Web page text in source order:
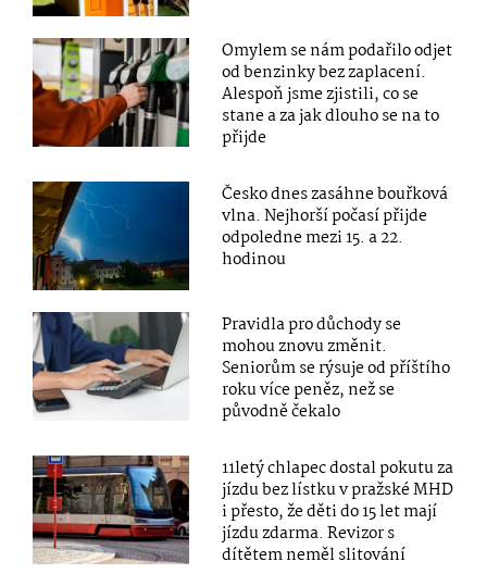
Omylem se nám podařilo odjet
od benzinky bez zaplacení.
Alespoň jsme zjistili, co se
stane a za jak dlouho se na to
přijde
Česko dnes zasáhne bouřková
vlna. Nejhorší počasí přijde
odpoledne mezi 15. a 22.
hodinou
Pravidla pro důchody se
mohou znovu změnit.
Seniorům se rýsuje od příštího
roku více peněz, než se
původně čekalo
11letý chlapec dostal pokutu za
jízdu bez lístku v pražské MHD
i přesto, že děti do 15 let mají
jízdu zdarma. Revizor s
dítětem neměl slitování